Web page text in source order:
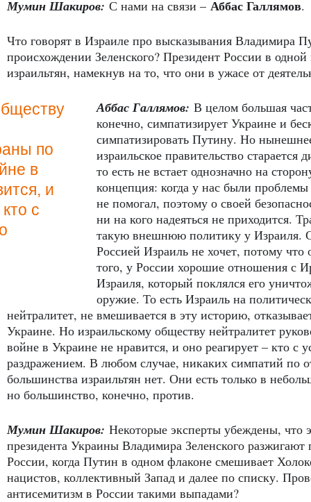
Мумин Шакиров: С нами на связи – Аббас Галлямов.
Что говорят в Израиле про высказывания Владимира
происхождении Зеленского? Президент России в
израильтян, намекнув на то, что они в ужасе от
по
в
и
с
Аббас Галлямов: В целом большая
конечно, симпатизирует Украине и
симпатизировать Путину. Но
израильское правительство старается
то есть не встает однозначно на
концепция: когда у нас были
не помогал, поэтому о своей
ни на кого надеяться не приходится.
такую внешнюю политику у Израиля.
Россией Израиль не хочет, потому
того, у России хорошие отношения с
Израиля, который поклялся его
оружие. То есть Израиль на
нейтралитет, не вмешивается в эту историю,
Украине. Но израильскому обществу нейтралитет
войне в Украине не нравится, и оно реагирует – кто с
раздражением. В любом случае, никаких симпатий по
большинства израильтян нет. Они есть только в
но большинство, конечно, против.
Мумин Шакиров: Некоторые эксперты убеждены, что
президента Украины Владимира Зеленского
России, когда Путин в одном флаконе смешивает
нацистов, коллективный Запад и далее по списку.
антисемитизм в России такими выпадами?